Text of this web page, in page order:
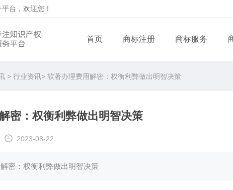
台，欢迎您！
首页 商标注册 商标服务
> 行业资讯> 软著办理费用解密：权衡利弊做出明智决策
密：权衡利弊做出明智决策
2023-08-22
密：权衡利弊做出明智决策